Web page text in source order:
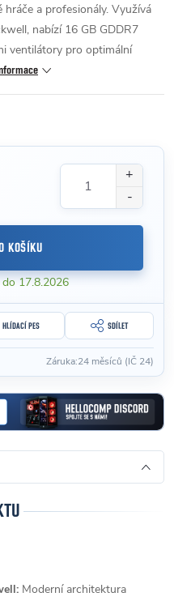
a profesionály. Využívá
nabízí 16 GB GDDR7
ventilátory pro optimální
KOŠÍKU
17.8.2026
HLÍDACÍ PES SDÍLET
Záruka:24 měsíců (IČ 24)
Moderní architektura